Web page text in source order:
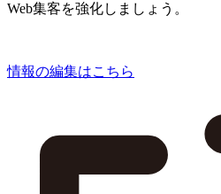
Web集客を強化しましょう。
情報の編集はこちら